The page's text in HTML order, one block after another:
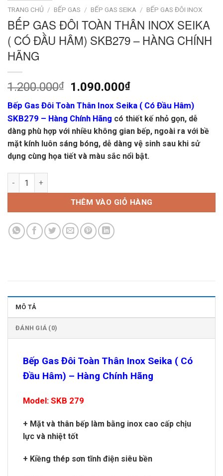
TRANG CHỦ / BẾP GAS / BẾP GAS SEIKA / BẾP GAS ĐÔI INOX
BẾP GAS ĐÔI TOÀN THÂN INOX SEIKA
( CÓ ĐẦU HÂM) SKB279 – HÀNG CHÍNH
HÃNG
1.200.000₫
Giá
là:
1.200.000₫.
1.090.000₫Giá
hiện
tại
là:
1.090.000₫.
Bếp Gas Đôi Toàn Thân Inox Seika ( Có Đầu Hâm)
SKB279 – Hàng Chính Hãng có thiết kế nhỏ gọn, dễ
dàng phù hợp với nhiều không gian bếp, ngoài ra với bề
mặt kính luôn sáng bóng, dễ dàng vệ sinh sau khi sử
dụng cùng họa tiết và màu sắc nổi bật.
Bếp Gas Đôi Toàn Thân Inox Seika ( Có Đầu Hâm) SKB279 -
THÊM VÀO GIỎ HÀNG
MÔ TẢ
ĐÁNH GIÁ (0)
Bếp Gas Đôi Toàn Thân Inox Seika ( Có
Đầu Hâm) – Hàng Chính Hãng
Model: SKB 279
+ Mặt và thân bếp làm bằng inox cao cấp chịu
lực và nhiệt tốt
+ Kiềng thép sơn tĩnh điện siêu bền